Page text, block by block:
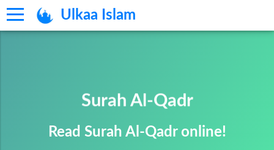
Ulkaa Islam
Surah Al-Qadr
Read Surah Al-Qadr online!